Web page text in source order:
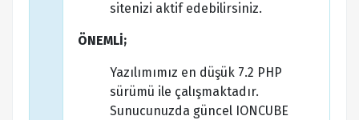
sitenizi aktif edebilirsiniz.
ÖNEMLİ;
Yazılımımız en düşük 7.2 PHP
sürümü ile çalışmaktadır.
Sunucunuzda güncel IONCUBE